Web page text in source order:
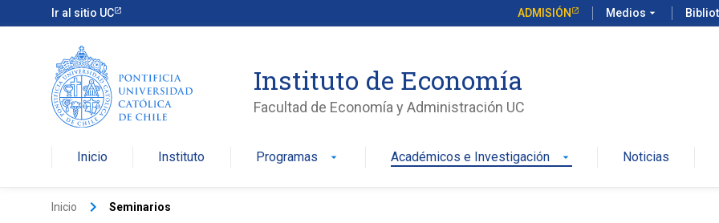
Ir al sitio UC ADMISIÓN Medios arrow_drop_down
Instituto de Economía
Facultad de Economía y Administración UC
Inicio Instituto Programas arrow_drop_down Académicos e Investigación arrow_drop_down Noticias
Inicio keyboard_arrow_right Seminarios